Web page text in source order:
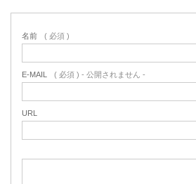
名前 ( 必須 )
E-MAIL ( 必須 ) - 公開されません -
URL